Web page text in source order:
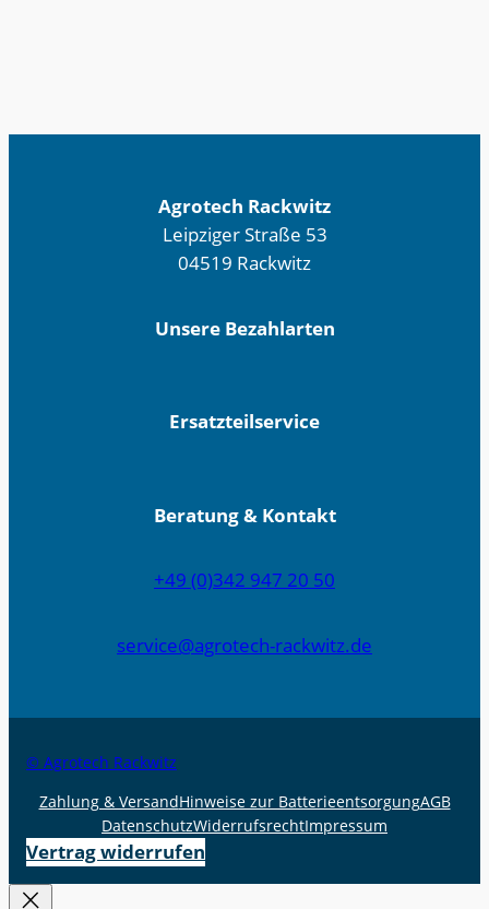
Agrotech Rackwitz
Leipziger Straße 53
04519 Rackwitz
Unsere Bezahlarten
Ersatzteilservice
Beratung & Kontakt
+49 (0)342 947 20 50
service@agrotech-rackwitz.de
© Agrotech Rackwitz
Zahlung & VersandHinweise zur BatterieentsorgungAGB
DatenschutzWiderrufsrechtImpressum
Vertrag widerrufen